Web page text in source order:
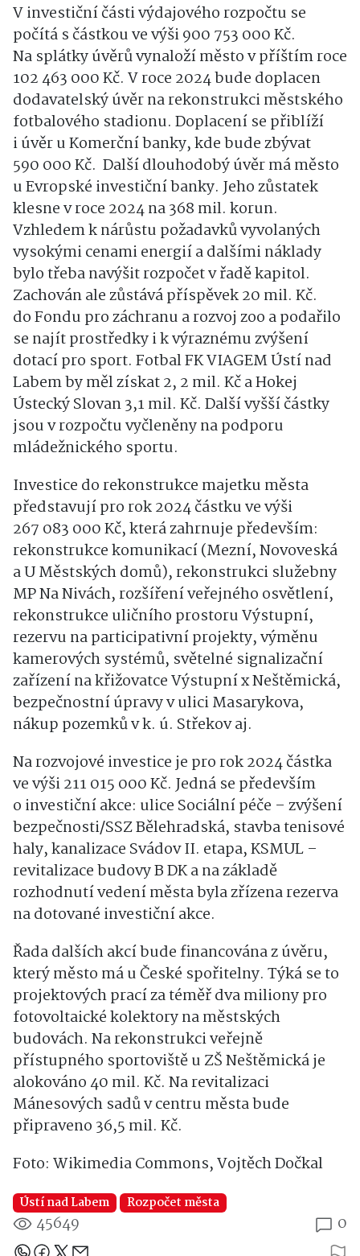
V investiční části výdajového rozpočtu se
počítá s částkou ve výši 900 753 000 Kč.
Na splátky úvěrů vynaloží město v příštím roce
102 463 000 Kč. V roce 2024 bude doplacen
dodavatelský úvěr na rekonstrukci městského
fotbalového stadionu. Doplacení se přiblíží
i úvěr u Komerční banky, kde bude zbývat
590 000 Kč. Další dlouhodobý úvěr má město
u Evropské investiční banky. Jeho zůstatek
klesne v roce 2024 na 368 mil. korun.
Vzhledem k nárůstu požadavků vyvolaných
vysokými cenami energií a dalšími náklady
bylo třeba navýšit rozpočet v řadě kapitol.
Zachován ale zůstává příspěvek 20 mil. Kč.
do Fondu pro záchranu a rozvoj zoo a podařilo
se najít prostředky i k výraznému zvýšení
dotací pro sport. Fotbal FK VIAGEM Ústí nad
Labem by měl získat 2, 2 mil. Kč a Hokej
Ústecký Slovan 3,1 mil. Kč. Další vyšší částky
jsou v rozpočtu vyčleněny na podporu
mládežnického sportu.
Investice do rekonstrukce majetku města
představují pro rok 2024 částku ve výši
267 083 000 Kč, která zahrnuje především:
rekonstrukce komunikací (Mezní, Novoveská
a U Městských domů), rekonstrukci služebny
MP Na Nivách, rozšíření veřejného osvětlení,
rekonstrukce uličního prostoru Výstupní,
rezervu na participativní projekty, výměnu
kamerových systémů, světelné signalizační
zařízení na křižovatce Výstupní x Neštěmická,
bezpečnostní úpravy v ulici Masarykova,
nákup pozemků v k. ú. Střekov aj.
Na rozvojové investice je pro rok 2024 částka
ve výši 211 015 000 Kč. Jedná se především
o investiční akce: ulice Sociální péče – zvýšení
bezpečnosti/SSZ Bělehradská, stavba tenisové
haly, kanalizace Svádov II. etapa, KSMUL –
revitalizace budovy B DK a na základě
rozhodnutí vedení města byla zřízena rezerva
na dotované investiční akce.
Řada dalších akcí bude financována z úvěru,
který město má u České spořitelny. Týká se to
projektových prací za téměř dva miliony pro
fotovoltaické kolektory na městských
budovách. Na rekonstrukci veřejně
přístupného sportoviště u ZŠ Neštěmická je
alokováno 40 mil. Kč. Na revitalizaci
Mánesových sadů v centru města bude
připraveno 36,5 mil. Kč.
Foto: Wikimedia Commons, Vojtěch Dočkal
Ústí nad Labem Rozpočet města
45649 0